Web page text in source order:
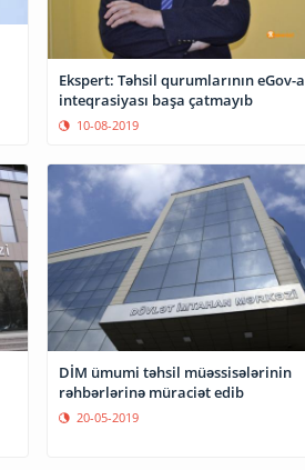
Ekspert: Təhsil qurumlarının eGov-a
inteqrasiyası başa çatmayıb
10-08-2019
DİM ümumi təhsil müəssisələrinin
rəhbərlərinə müraciət edib
20-05-2019